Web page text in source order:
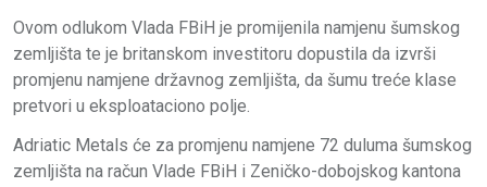
Ovom odlukom Vlada FBiH je promijenila namjenu šumskog
zemljišta te je britanskom investitoru dopustila da izvrši
promjenu namjene državnog zemljišta, da šumu treće klase
pretvori u eksploataciono polje.
Adriatic Metals će za promjenu namjene 72 duluma šumskog
zemljišta na račun Vlade FBiH i Zeničko-dobojskog kantona